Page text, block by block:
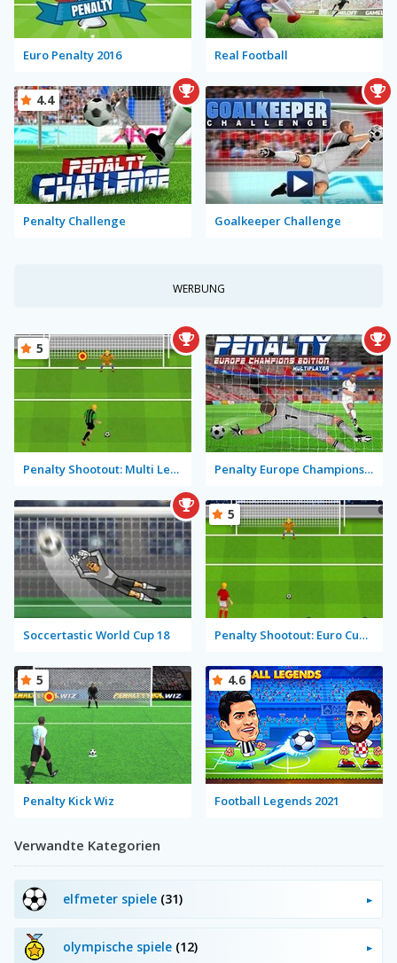
Euro Penalty 2016 Real Football
Penalty Challenge
4.4
Goalkeeper Challenge
WERBUNG
Penalty Shootout: Multi League
5
Penalty Europe Champions Edition Multiplayer
Soccertastic World Cup 18 Penalty Shootout: Euro Cup 2016
5
Penalty Kick Wiz
5
Football Legends 2021
4.6
Verwandte Kategorien
elfmeter spiele (31)
olympische spiele (12)